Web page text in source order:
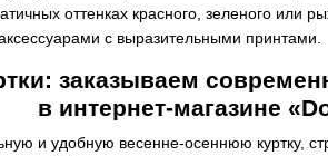
оттенках красного, зеленого или
с выразительными принтами.
заказываем
в интернет-магазине
и удобную весенне-осеннюю куртку,